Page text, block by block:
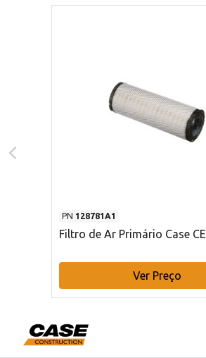
PN 128781A1
Filtro de Ar Primário Case CE
Ver Preço